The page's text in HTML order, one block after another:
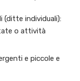
(ditte individuali):
o attività
e piccole e